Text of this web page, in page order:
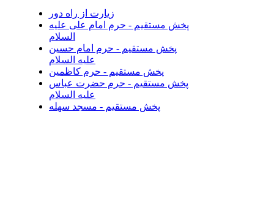
زیارت از راه دور
پخش مستقیم - حرم امام علی علیه
السلام
پخش مستقیم - حرم امام حسین
علیه السلام
پخش مستقیم - حرم کاظمین
پخش مستقیم - حرم حضرت عباس
علیه السلام
پخش مستقیم - مسجد سهله